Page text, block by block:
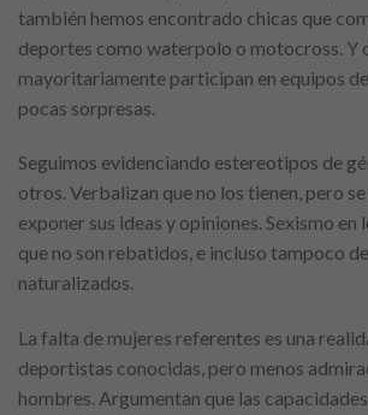
también hemos encontrado chicas que
deportes como waterpolo o motocross. Y
mayoritariamente participan en equipos
pocas sorpresas.
Seguimos evidenciando estereotipos de
otros. Verbalizan que no los tienen, pero
exponer sus ideas y opiniones. Sexismo en
que no son rebatidos, e incluso tampoco
naturalizados.
La falta de mujeres referentes es una
deportistas conocidas, pero menos
hombres. Argumentan que las